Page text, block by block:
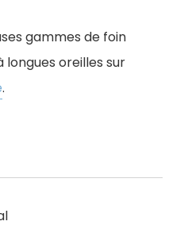
gammes de foin
longues oreilles sur
.